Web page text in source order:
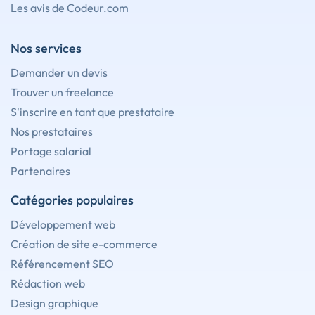
Les avis de Codeur.com
Nos services
Demander un devis
Trouver un freelance
S'inscrire en tant que prestataire
Nos prestataires
Portage salarial
Partenaires
Catégories populaires
Développement web
Création de site e-commerce
Référencement SEO
Rédaction web
Design graphique